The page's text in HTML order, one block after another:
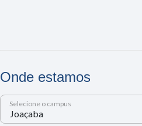
Onde estamos
Selecione o campus